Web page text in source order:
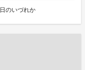
のいづれか